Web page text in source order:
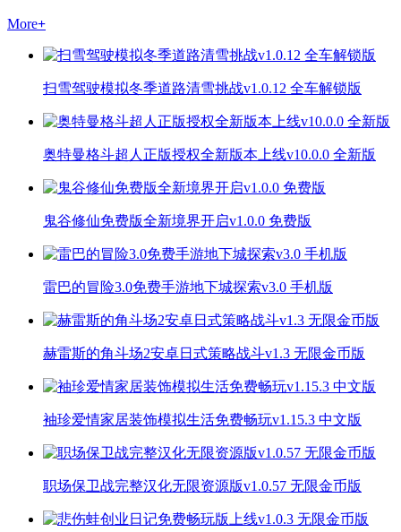
More+
扫雪驾驶模拟冬季道路清雪挑战v1.0.12 全车解锁版
奥特曼格斗超人正版授权全新版本上线v10.0.0 全新版
鬼谷修仙免费版全新境界开启v1.0.0 免费版
雷巴的冒险3.0免费手游地下城探索v3.0 手机版
赫雷斯的角斗场2安卓日式策略战斗v1.3 无限金币版
袖珍爱情家居装饰模拟生活免费畅玩v1.15.3 中文版
职场保卫战完整汉化无限资源版v1.0.57 无限金币版